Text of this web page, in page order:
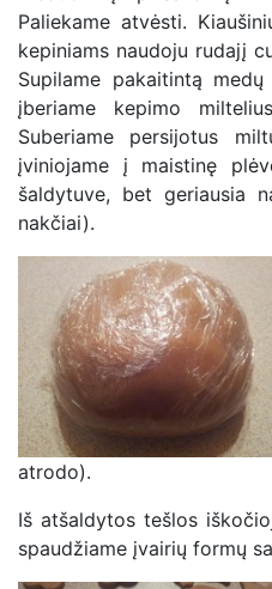
Paliekame atvėsti.
kepiniams naudoju rudajį
Supilame pakaitintą
įberiame kepimo
Suberiame persijotus
įviniojame į maistinę
šaldytuve, bet geriausia
nakčiai).
atrodo).
Iš atšaldytos tešlos
spaudžiame įvairių formų